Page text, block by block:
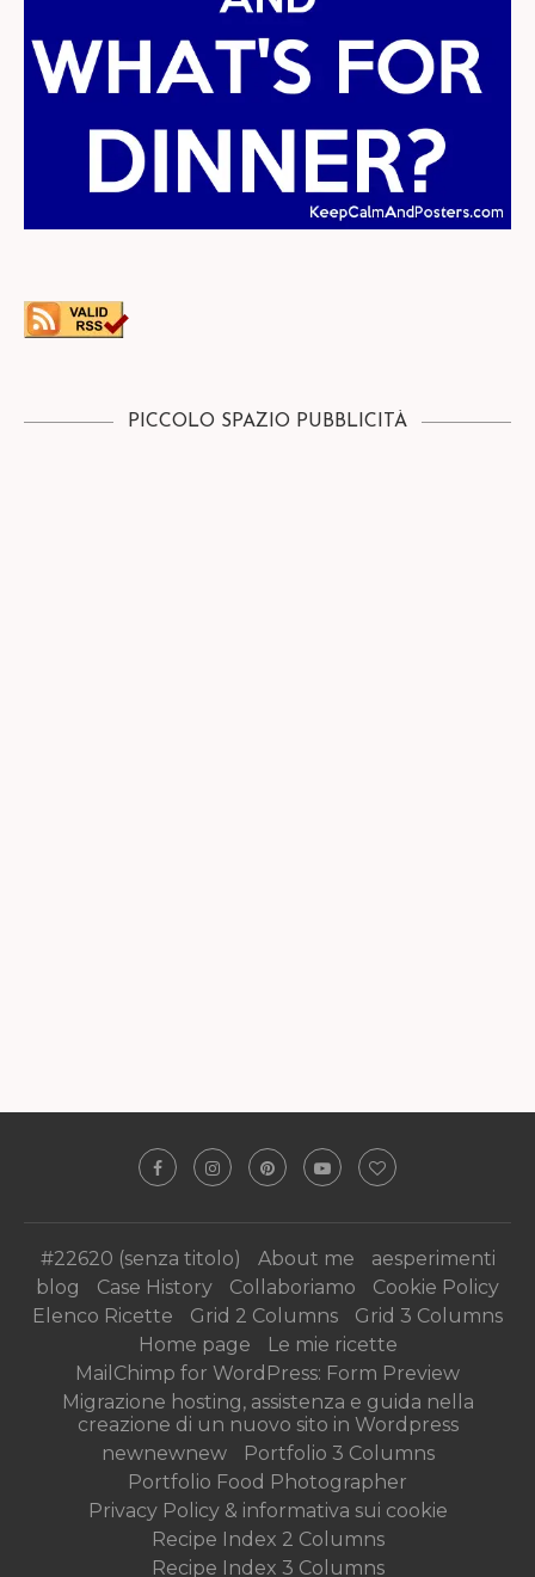
PICCOLO SPAZIO PUBBLICITÀ
#22620 (senza titolo) About me
aesperimenti
blog
Case History Collaboriamo
Cookie Policy
Elenco Ricette
Grid 2 Columns
Grid 3 Columns
Home page
Le mie ricette
MailChimp for WordPress: Form Preview
Migrazione hosting, assistenza e guida nella
creazione di un nuovo sito in Wordpress
newnewnew
Portfolio 3 Columns
Portfolio Food Photographer
Privacy Policy & informativa sui cookie
Recipe Index 2 Columns
Recipe Index 3 Columns